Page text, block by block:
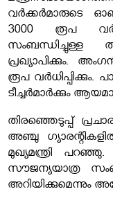
വര്‍ക്കര്‍മാരുടെ
3000 രൂപ
സംബന്ധിച്ചുള്ള
പ്രഖ്യാപിക്കും.
രൂപ വര്‍ധിപ്പിക്കും.
ടീച്ചര്‍മാര്‍ക്കും
തിരഞ്ഞെടുപ്പ്
അഞ്ചു
മുഖ്യമന്ത്രി
സൗജന്യയാത്ര
അറിയിക്കുമെന്നും